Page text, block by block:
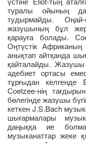
туралы ойының
тудырмайды.
жазушының бұл
қарауға болады.
Оңтүстік
анықтап айтқанда
қайталайды. Жазушы
әдебиет ортасы
тұрғыдан келгенде
Сoetzee-нің
бөлегінде жазушы
кеткен J.S.Bach
шығармалары
даңыққа ие
музыканаттар жеке